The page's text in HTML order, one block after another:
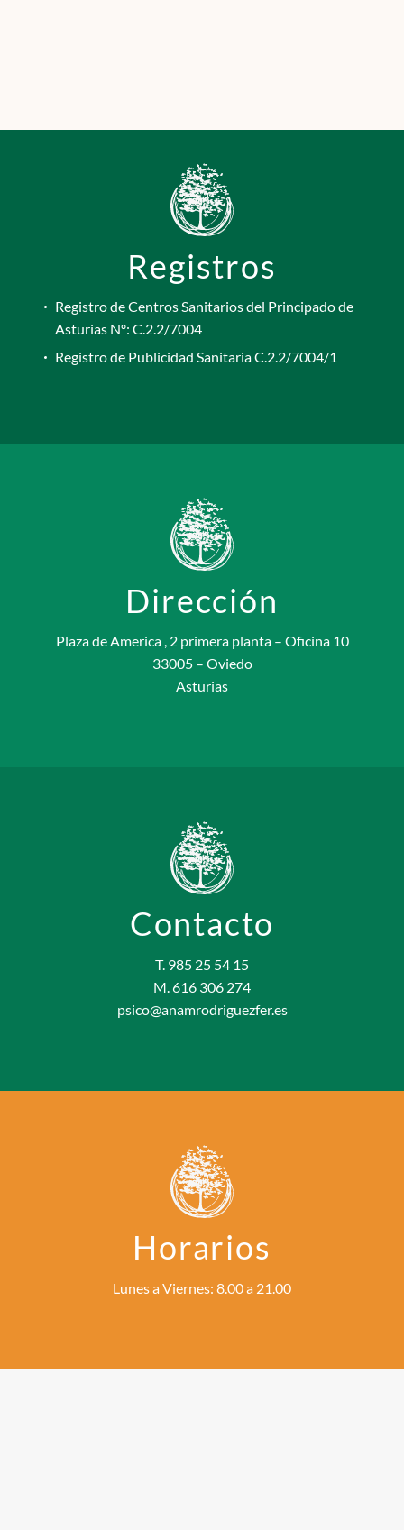
Registros
Registro de Centros Sanitarios del Principado de
Asturias Nº: C.2.2/7004
Registro de Publicidad Sanitaria C.2.2/7004/1
Dirección
Plaza de America , 2 primera planta – Oficina 10
33005 – Oviedo
Asturias
Contacto
T. 985 25 54 15
M. 616 306 274
psico@anamrodriguezfer.es
Horarios
Lunes a Viernes: 8.00 a 21.00